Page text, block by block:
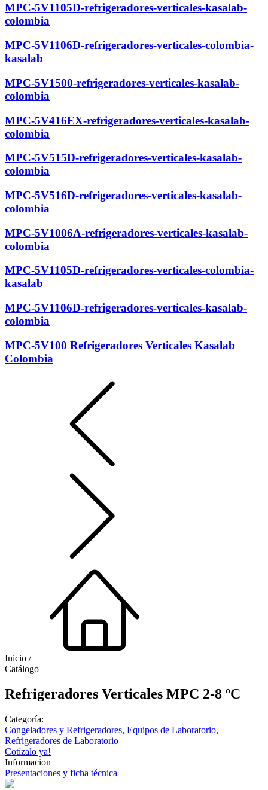
MPC-5V1105D-refrigeradores-verticales-kasalab-
colombia
MPC-5V1106D-refrigeradores-verticales-colombia-
kasalab
MPC-5V1500-refrigeradores-verticales-kasalab-
colombia
MPC-5V416EX-refrigeradores-verticales-kasalab-
colombia
MPC-5V515D-refrigeradores-verticales-kasalab-
colombia
MPC-5V516D-refrigeradores-verticales-kasalab-
colombia
MPC-5V1006A-refrigeradores-verticales-kasalab-
colombia
MPC-5V1105D-refrigeradores-verticales-colombia-
kasalab
MPC-5V1106D-refrigeradores-verticales-kasalab-
colombia
MPC-5V100 Refrigeradores Verticales Kasalab
Colombia
Inicio /
Catálogo
Refrigeradores Verticales MPC 2-8 ºC
Categoría:
Congeladores y Refrigeradores, Equipos de Laboratorio,
Refrigeradores de Laboratorio
Cotízalo ya!
Informacion
Presentaciones y ficha técnica